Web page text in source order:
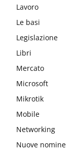
Lavoro
Le basi
Legislazione
Libri
Mercato
Microsoft
Mikrotik
Mobile
Networking
Nuove nomine